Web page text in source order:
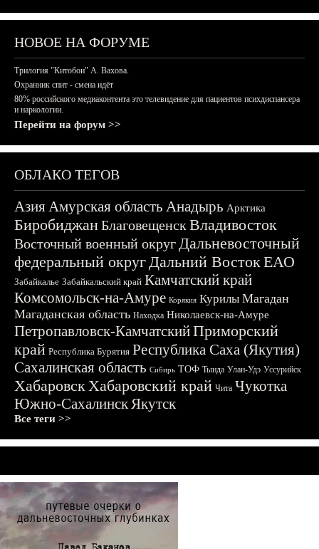
НОВОЕ НА ФОРУМЕ
Трилогия "Китобои" А. Вахова.
Охранник спит - смена идёт
80% российского медиаконтента это телевидение для пациентов психдиспансера
и наркологии.
Перейти на форум >>
ОБЛАКО ТЕГОВ
АзияАмурская область Анадырь Арктика
БиробиджанБлаговещенскВладивосток
Восточный военный округДальневосточный
федеральный округДальний ВостокЕАО
Забайкалье Забайкальский край Камчатский край
Комсомольск-на-Амуре Корякия Курилы Магадан
Магаданская область Находка Николаевск-на-Амуре
Петропавловск-КамчатскийПриморский
край Республика Бурятия Республика Саха (Якутия)
Сахалинская область Сибирь ТОФ Тында Улан-Удэ Уссурийск
ХабаровскХабаровский край Чита Чукотка
Южно-СахалинскЯкутск
Все теги >>